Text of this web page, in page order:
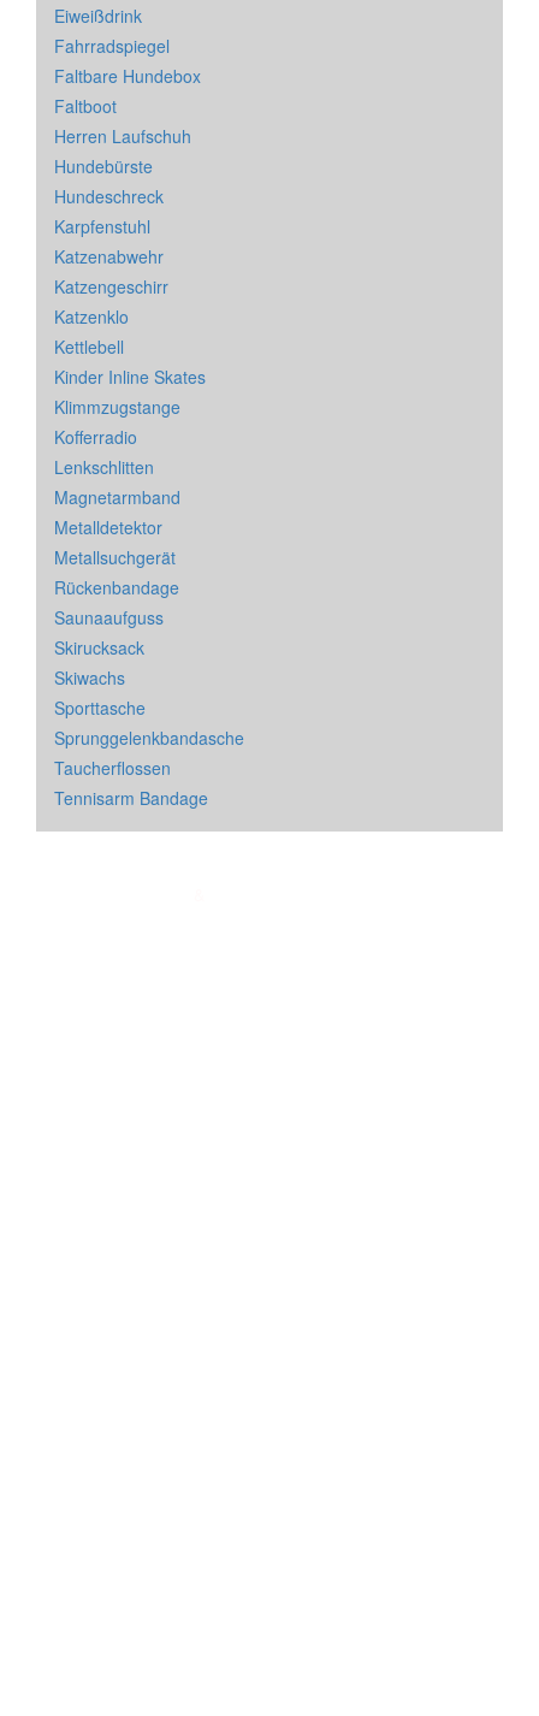
Eiweißdrink
Fahrradspiegel
Faltbare Hundebox
Faltboot
Herren Laufschuh
Hundebürste
Hundeschreck
Karpfenstuhl
Katzenabwehr
Katzengeschirr
Katzenklo
Kettlebell
Kinder Inline Skates
Klimmzugstange
Kofferradio
Lenkschlitten
Magnetarmband
Metalldetektor
Metallsuchgerät
Rückenbandage
Saunaaufguss
Skirucksack
Skiwachs
Sporttasche
Sprunggelenkbandasche
Taucherflossen
Tennisarm Bandage